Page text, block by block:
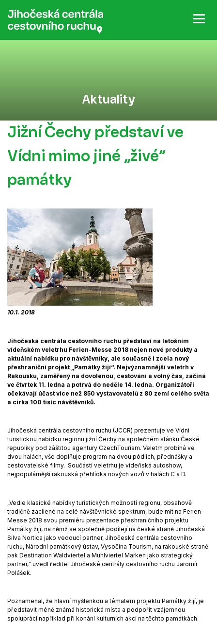
Aktuality
Jižní Čechy představí ve
Vídni mimo jiné „živé“
památky
10.1. 2018
Jihočeská centrála cestovního ruchu představí na letošním
vídeňském veletrhu Ferien-Messe 2018 nejen nové produkty a
aktuální nabídku pro návštěvníky, ale současně i zcela nový
přeshraniční projekt „Památky žijí“. Nejvýznamnější veletrh v
Rakousku, zaměřený na dovolenou, cestování a volný čas, začíná
ve čtvrtek 11. ledna a potrvá do neděle 14. ledna. Organizátoři
očekávají účast více než 850 vystavovatelů z 80 zemí celého světa
a cirka 100 tisíc návštěvníků.
Jihočeská centrála cestovního ruchu (JCCR) prezentuje ve Vídni
turistickou nabídku regionu jižní Čechy na společném stánku České
republiky pod záštitou agentury CzechTourism. Veletrh probíhá ve
dvou halách, vše doplňuje program na dvou pódiích, přednášky a
cestovatelské filmy. Součástí veletrhu je vídeňská autoshow,
nejpopulárnější rakouská přehlídka nových vozů v halách C a D.
„Vedle klasické nabídky turistických možností regionu, obsahově
tradičně zacílené na celé návštěvnické spektrum, bude mít na Ferien-
Messe 2018 svou premiéru prezentace přeshraničního projektu
Památky žijí, na němž se společně podílejí na české straně Jihočeská
Silva Nortica jako vedoucí partner, Jihočeská centrála cestovního
ruchu, Národní památkový ústav, Vysočina Tourism, na rakouské straně
pak Destination Waldviertel a Mühlviertel Marken jako strategický
partner,“ uvedl ředitel Jihočeské centrály cestovního ruchu Jaromír
Polášek.
Poznamenal, že hlavní myšlenkou a tématem projektu Památky žijí, je
představit méně známá historická místa a podpořit vzájemnou
spolupráci například při konání kulturních akcí na těchto památkách.